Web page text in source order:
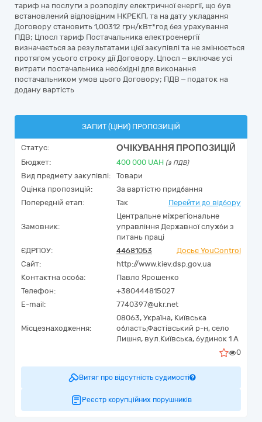
тариф на послуги з розподілу електричної енергії, що був
встановлений відповідним НКРЕКП, та на дату укладання
Договору становить 1,00312 грн/кВт*год без урахування
ПДВ; Цпосл тариф Постачальника електроенергії
визначається за результатами цієї закупівлі та не змінюється
протягом усього строку дії Договору. Цпосл – включає усі
витрати постачальника необхідні для виконання
постачальником умов цього Договору; ПДВ – податок на
додану вартість
ЗАПИТ (ЦІНИ) ПРОПОЗИЦІЙ
Статус: ОЧІКУВАННЯ ПРОПОЗИЦІЙ
Бюджет: 400 000 UAH (з ПДВ)
Вид предмету закупівлі:
Товари
Оцінка пропозицій:
За вартістю придбання
Попередній етап:
Так Перейти до відбору
Замовник:
Центральне міжрегіональне
управління Державної служби з
питань праці
ЄДРПОУ:
44681053
Досьє YouControl
Сайт:
http://www.kiev.dsp.gov.ua
Контактна особа:
Павло Ярошенко
Телефон:
+380444815027
E-mail:
7740397@ukr.net
Місцезнаходження:
08063, Україна, Київська
область,Фастівський р-н, село
Лишня, вул.Київська, будинок 1 А
0
Витяг про відсутність судимості
Реєстр корупційних порушників